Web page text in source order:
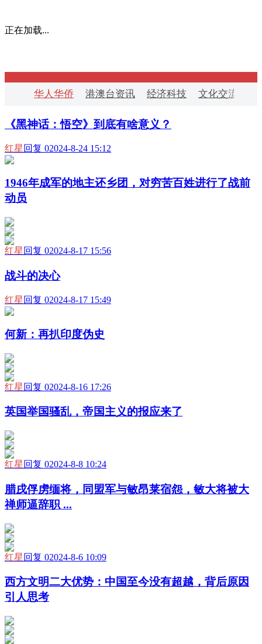
正在加载...
华人华侨 港澳台资讯 经济科技 文化交流
《黑神话：悟空》到底有啥意义？
红星 回复 02024-8-24 15:12
1946年成军的地主还乡团，对穷苦百姓进行了战前
动员
红星 回复 02024-8-17 15:56
战斗的决心
红星 回复 02024-8-17 15:49
何新：再扒印度伪史
红星 回复 02024-8-16 17:26
英国举国骚乱，帝国主义的报应来了
红星 回复 02024-8-8 10:24
腊戌俘虏缅将，同盟军与敏昂莱宿怨，敏大将被大
禅师逼辞职 ...
红星 回复 02024-8-6 10:09
西方文明二大优势：中国至今没有超越，背后原因
引人思考